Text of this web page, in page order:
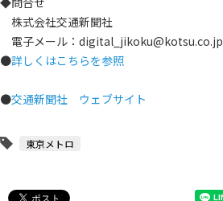
株式会社交通新聞社
電子メール：digital_jikoku@kotsu.co.jp
●詳しくはこちらを参照
●交通新聞社 ウェブサイト
東京メトロ